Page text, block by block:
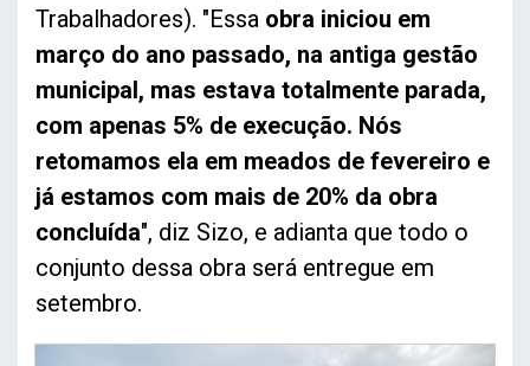
Trabalhadores). "Essa obra iniciou em
março do ano passado, na antiga gestão
municipal, mas estava totalmente parada,
com apenas 5% de execução. Nós
retomamos ela em meados de fevereiro e
já estamos com mais de 20% da obra
concluída", diz Sizo, e adianta que todo o
conjunto dessa obra será entregue em
setembro.